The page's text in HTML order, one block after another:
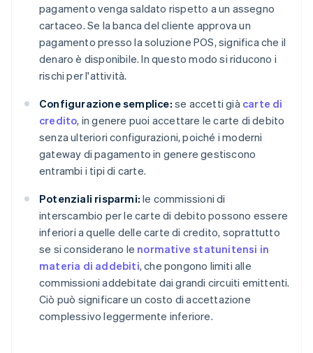
pagamento venga saldato rispetto a un assegno
cartaceo. Se la banca del cliente approva un
pagamento presso la soluzione POS, significa che il
denaro è disponibile. In questo modo si riducono i
rischi per l'attività.
Configurazione semplice: se accetti già carte di
credito, in genere puoi accettare le carte di debito
senza ulteriori configurazioni, poiché i moderni
gateway di pagamento in genere gestiscono
entrambi i tipi di carte.
Potenziali risparmi: le commissioni di
interscambio per le carte di debito possono essere
inferiori a quelle delle carte di credito, soprattutto
se si considerano le normative statunitensi in
materia di addebiti, che pongono limiti alle
commissioni addebitate dai grandi circuiti emittenti.
Ciò può significare un costo di accettazione
complessivo leggermente inferiore.